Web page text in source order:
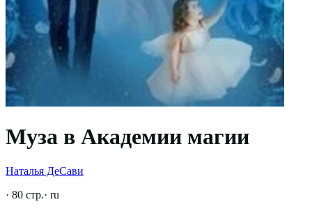
Муза в Академии магии
Наталья ДеСави
· 80 стр.· ru